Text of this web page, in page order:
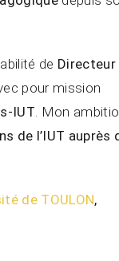
de Directeur
pour mission
IUT. Mon
de l’IUT auprès
de TOULON,